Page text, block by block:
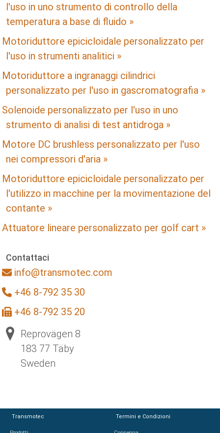
l'uso in uno strumento di controllo della
temperatura a base di fluido »
Motoriduttore epicicloidale personalizzato per
l'uso in strumenti analitici »
Motoriduttore a ingranaggi cilindrici
personalizzato per l'uso in gascromatografia »
Solenoide personalizzato per l'uso in uno
strumento di analisi di test antidroga »
Motore DC brushless personalizzato per l'uso
nei compressori d'aria »
Motoriduttore epicicloidale personalizzato per
l'utilizzo in macchine per la movimentazione del
contante »
Attuatore lineare personalizzato per golf cart »
Contattaci
info@transmotec.com
+46 8-792 35 30
+46 8-792 35 20
Reprovägen 8
183 77 Täby
Sweden
Transmotec Termini e Condizioni